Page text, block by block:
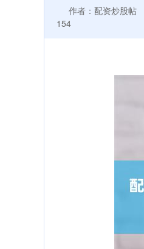
作者：配资炒股帖
154